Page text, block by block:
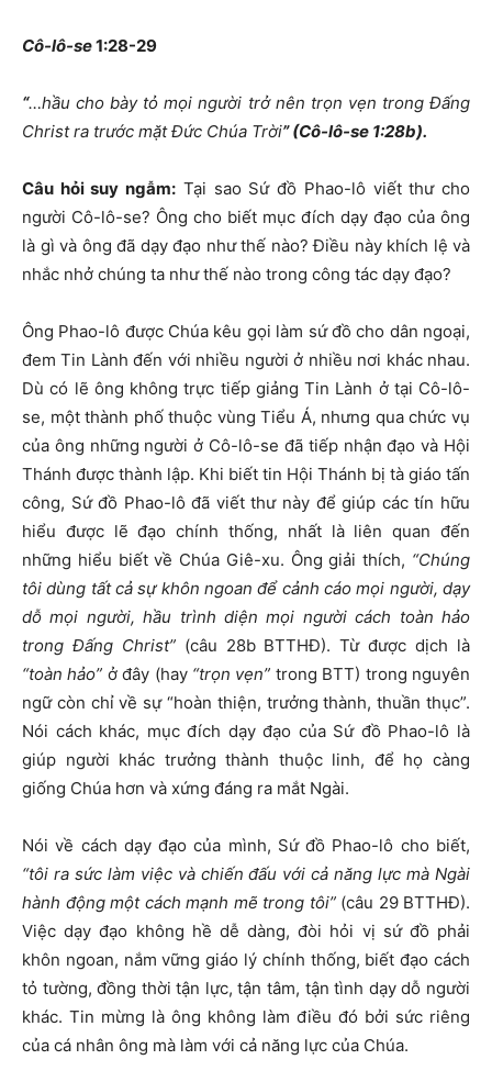
Cô-lô-se1:28-29
“…hầu cho bày tỏ mọi người trở nên trọn vẹn trong Đấng
Christ ra trước mặt Đức Chúa Trời” (Cô-lô-se 1:28b).
Câu hỏi suy ngẫm: Tại sao Sứ đồ Phao-lô viết thư cho
người Cô-lô-se? Ông cho biết mục đích dạy đạo của ông
là gì và ông đã dạy đạo như thế nào? Điều này khích lệ và
nhắc nhở chúng ta như thế nào trong công tác dạy đạo?
Ông Phao-lô được Chúa kêu gọi làm sứ đồ cho dân ngoại,
đem Tin Lành đến với nhiều người ở nhiều nơi khác nhau.
Dù có lẽ ông không trực tiếp giảng Tin Lành ở tại Cô-lô-
se, một thành phố thuộc vùng Tiểu Á, nhưng qua chức vụ
của ông những người ở Cô-lô-se đã tiếp nhận đạo và Hội
Thánh được thành lập. Khi biết tin Hội Thánh bị tà giáo tấn
công, Sứ đồ Phao-lô đã viết thư này để giúp các tín hữu
hiểu được lẽ đạo chính thống, nhất là liên quan đến
những hiểu biết về Chúa Giê-xu. Ông giải thích, “Chúng
tôi dùng tất cả sự khôn ngoan để cảnh cáo mọi người, dạy
dỗ mọi người, hầu trình diện mọi người cách toàn hảo
trong Đấng Christ” (câu 28b BTTHĐ). Từ được dịch là
“toàn hảo” ở đây (hay “trọn vẹn” trong BTT) trong nguyên
ngữ còn chỉ về sự “hoàn thiện, trưởng thành, thuần thục”.
Nói cách khác, mục đích dạy đạo của Sứ đồ Phao-lô là
giúp người khác trưởng thành thuộc linh, để họ càng
giống Chúa hơn và xứng đáng ra mắt Ngài.
Nói về cách dạy đạo của mình, Sứ đồ Phao-lô cho biết,
“tôi ra sức làm việc và chiến đấu với cả năng lực mà Ngài
hành động một cách mạnh mẽ trong tôi”(câu 29 BTTHĐ).
Việc dạy đạo không hề dễ dàng, đòi hỏi vị sứ đồ phải
khôn ngoan, nắm vững giáo lý chính thống, biết đạo cách
tỏ tường, đồng thời tận lực, tận tâm, tận tình dạy dỗ người
khác. Tin mừng là ông không làm điều đó bởi sức riêng
của cá nhân ông mà làm với cả năng lực của Chúa.